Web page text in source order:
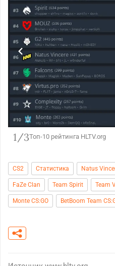
1/3Топ-10 рейтинга HLTV.org
CS2 Статистика Natus
FaZe Clan Team Spirit Team
Monte CS:GO BetBoom Team